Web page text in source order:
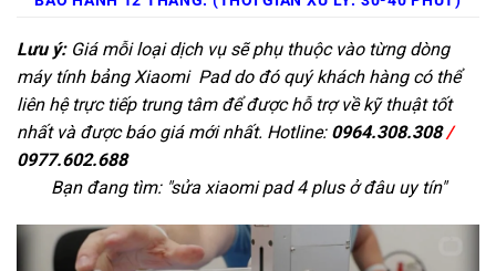
Lưu ý:Giá mỗi loại dịch vụ sẽ phụ thuộc vào từng dòng
máy tính bảng Xiaomi Pad do đó quý khách hàng có thể
liên hệ trực tiếp trung tâm để được hỗ trợ về kỹ thuật tốt
nhất và được báo giá mới nhất. Hotline: 0964.308.308/
0977.602.688
Bạn đang tìm: "sửa xiaomi pad 4 plus ở đâu uy tín"